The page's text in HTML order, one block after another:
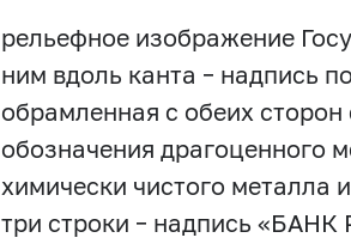
рельефное изображение
ним вдоль канта – надпись
обрамленная с обеих
обозначения драгоценного
химически чистого металла
три строки – надпись